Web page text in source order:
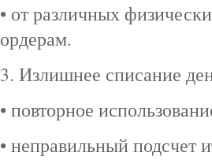
• от различных
ордерам.
3. Излишнее списание
• повторное
• неправильный подсчет